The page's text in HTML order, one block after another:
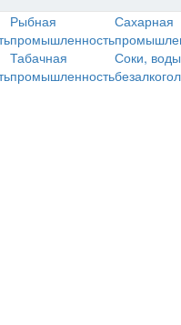
Рыбная
промышленность
Сахарная
Табачная
промышленность
Соки,